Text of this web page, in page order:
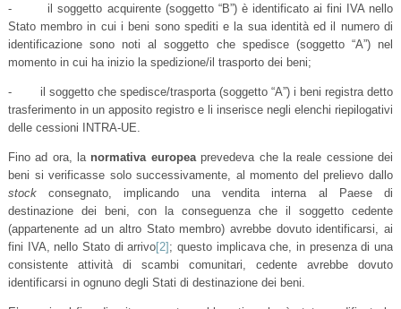
- il soggetto acquirente (soggetto “B”) è identificato ai fini IVA nello
Stato membro in cui i beni sono spediti e la sua identità ed il numero di
identificazione sono noti al soggetto che spedisce (soggetto “A”) nel
momento in cui ha inizio la spedizione/il trasporto dei beni;
- il soggetto che spedisce/trasporta (soggetto “A”) i beni registra detto
trasferimento in un apposito registro e li inserisce negli elenchi riepilogativi
delle cessioni INTRA-UE.
Fino ad ora, la normativa europeaprevedeva che la reale cessione dei
beni si verificasse solo successivamente, al momento del prelievo dallo
stockconsegnato, implicando una vendita interna al Paese di
destinazione dei beni, con la conseguenza che il soggetto cedente
(appartenente ad un altro Stato membro) avrebbe dovuto identificarsi, ai
fini IVA, nello Stato di arrivo[2] ; questo implicava che, in presenza di una
consistente attività di scambi comunitari, cedente avrebbe dovuto
identificarsi in ognuno degli Stati di destinazione dei beni.